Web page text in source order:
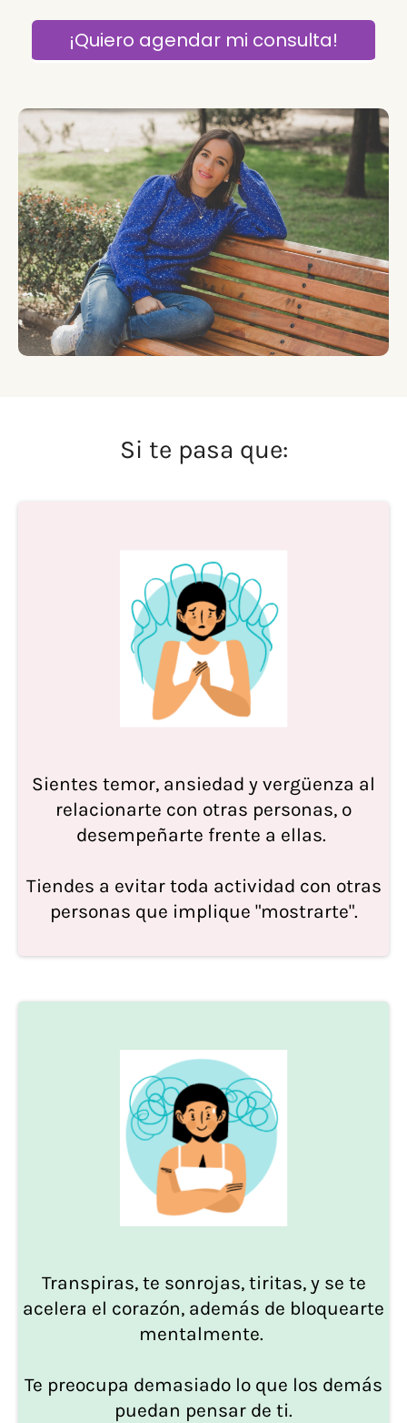
¡Quiero agendar mi consulta!
Si te pasa que:
Sientes temor, ansiedad y vergüenza al
relacionarte con otras personas, o
desempeñarte frente a ellas.
Tiendes a evitar toda actividad con otras
personas que implique "mostrarte".
Transpiras, te sonrojas, tiritas, y se te
acelera el corazón, además de bloquearte
mentalmente.
Te preocupa demasiado lo que los demás
puedan pensar de ti.